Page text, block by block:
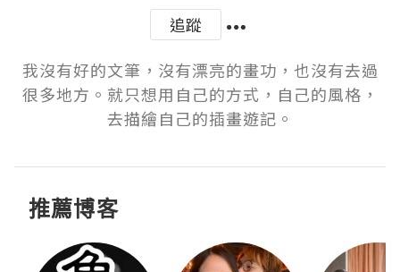
追蹤
我沒有好的文筆，沒有漂亮的畫功，也沒有去過
很多地方。就只想用自己的方式，自己的風格，
去描繪自己的插畫遊記。
推薦博客